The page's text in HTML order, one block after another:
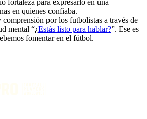
en quienes confiaba.
comprensión por los futbolistas a través de
mental “¿Estás listo para hablar?”. Ese es
fomentar en el fútbol.